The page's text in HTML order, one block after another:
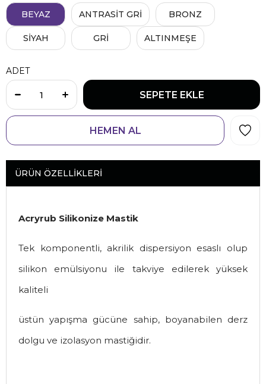
BEYAZ ANTRASİT GRİ BRONZ
SİYAH GRİ ALTINMEŞE
ADET
ÜRÜN ÖZELLIKLERI
Acryrub Silikonize Mastik
Tek komponentli, akrilik dispersiyon esaslı olup
silikon emülsiyonu ile takviye edilerek yüksek
kaliteli
üstün yapışma gücüne sahip, boyanabilen derz
dolgu ve izolasyon mastiğidir.